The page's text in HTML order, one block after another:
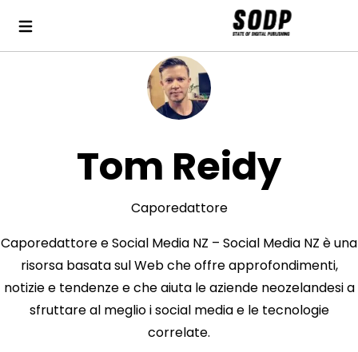
Tom Reidy
Caporedattore
Caporedattore e Social Media NZ – Social Media NZ è una
risorsa basata sul Web che offre approfondimenti,
notizie e tendenze e che aiuta le aziende neozelandesi a
sfruttare al meglio i social media e le tecnologie
correlate.